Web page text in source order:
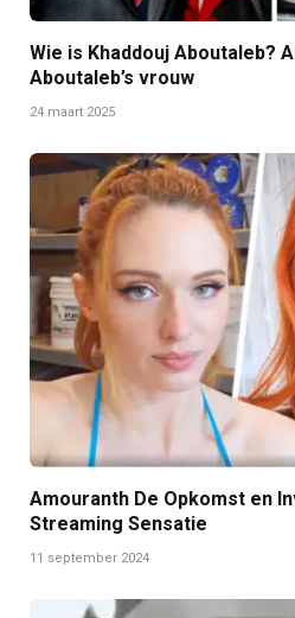
Wie is Khaddouj Aboutaleb?
Aboutaleb’s vrouw
24 maart 2025
Amouranth De Opkomst en
Streaming Sensatie
11 september 2024